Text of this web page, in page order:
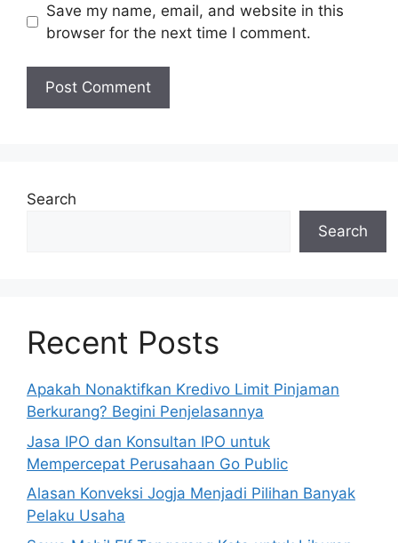
Save my name, email, and website in this
browser for the next time I comment.
Search
Search
Recent Posts
Apakah Nonaktifkan Kredivo Limit Pinjaman
Berkurang? Begini Penjelasannya
Jasa IPO dan Konsultan IPO untuk
Mempercepat Perusahaan Go Public
Alasan Konveksi Jogja Menjadi Pilihan Banyak
Pelaku Usaha